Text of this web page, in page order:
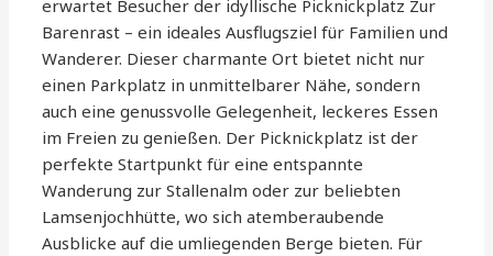
erwartet Besucher der idyllische Picknickplatz Zur
Barenrast – ein ideales Ausflugsziel für Familien und
Wanderer. Dieser charmante Ort bietet nicht nur
einen Parkplatz in unmittelbarer Nähe, sondern
auch eine genussvolle Gelegenheit, leckeres Essen
im Freien zu genießen. Der Picknickplatz ist der
perfekte Startpunkt für eine entspannte
Wanderung zur Stallenalm oder zur beliebten
Lamsenjochhütte, wo sich atemberaubende
Ausblicke auf die umliegenden Berge bieten. Für